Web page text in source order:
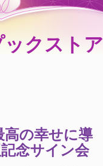
クストア
の幸せに導
念サイン会